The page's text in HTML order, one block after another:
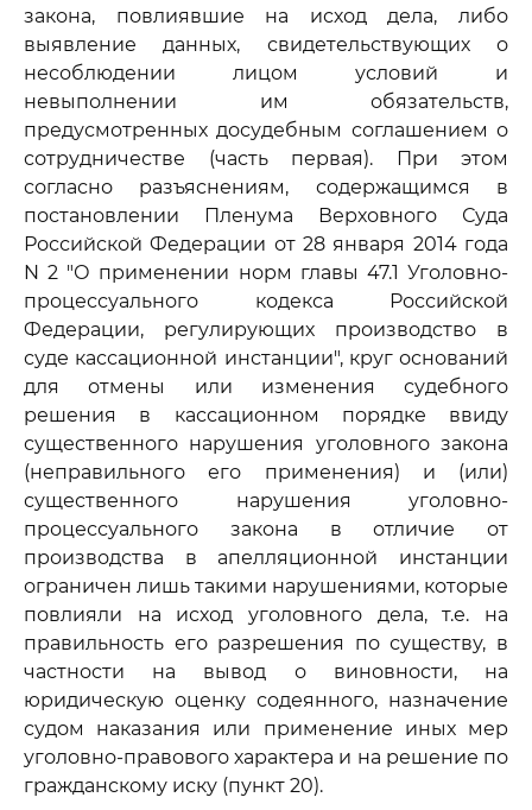
закона, повлиявшие на исход дела, либо
выявление данных, свидетельствующих о
несоблюдении лицом условий и
невыполнении им обязательств,
предусмотренных досудебным соглашением о
сотрудничестве (часть первая). При этом
согласно разъяснениям, содержащимся в
постановлении Пленума Верховного Суда
Российской Федерации от 28 января 2014 года
N 2 "О применении норм главы 47.1 Уголовно-
процессуального кодекса Российской
Федерации, регулирующих производство в
суде кассационной инстанции", круг оснований
для отмены или изменения судебного
решения в кассационном порядке ввиду
существенного нарушения уголовного закона
(неправильного его применения) и (или)
существенного нарушения уголовно-
процессуального закона в отличие от
производства в апелляционной инстанции
ограничен лишь такими нарушениями, которые
повлияли на исход уголовного дела, т.е. на
правильность его разрешения по существу, в
частности на вывод о виновности, на
юридическую оценку содеянного, назначение
судом наказания или применение иных мер
уголовно-правового характера и на решение по
гражданскому иску (пункт 20).